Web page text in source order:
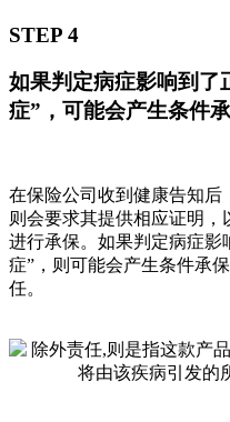
STEP 4
如果判定病症影响到了
症”，可能会产生条件
在保险公司收到健康告知后
则会要求其提供相应证明
进行承保。如果判定病症影
症”，则可能会产生条件承
任。